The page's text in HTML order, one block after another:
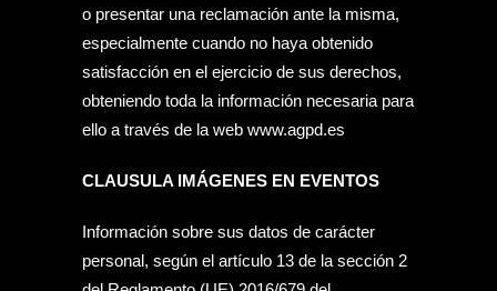
o presentar una reclamación ante la misma,
especialmente cuando no haya obtenido
satisfacción en el ejercicio de sus derechos,
obteniendo toda la información necesaria para
ello a través de la web www.agpd.es
CLAUSULA IMÁGENES EN EVENTOS
Información sobre sus datos de carácter
personal, según el artículo 13 de la sección 2